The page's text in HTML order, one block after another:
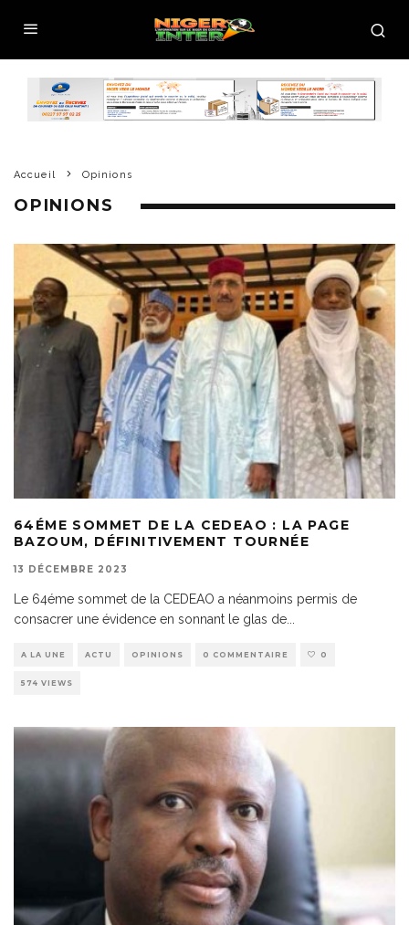
Accueil Opinions
OPINIONS
64ÉME SOMMET DE LA CEDEAO : LA PAGE
BAZOUM, DÉFINITIVEMENT TOURNÉE
13 DÉCEMBRE 2023
Le 64éme sommet de la CEDEAO a néanmoins permis de
consacrer une évidence en sonnant le glas de
A LA UNE ACTU OPINIONS 0 COMMENTAIRE 0
574 VIEWS